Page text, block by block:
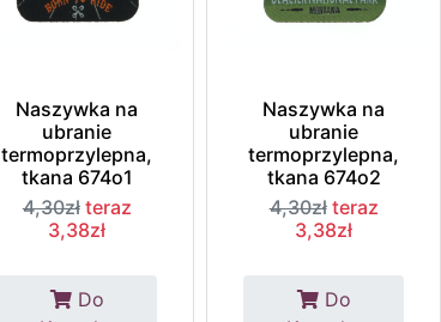
Naszywka na
ubranie
termoprzylepna,
tkana 674o1
4,30zł teraz
3,38zł
Do
Naszywka na
ubranie
termoprzylepna,
tkana 674o2
4,30zł teraz
3,38zł
Do